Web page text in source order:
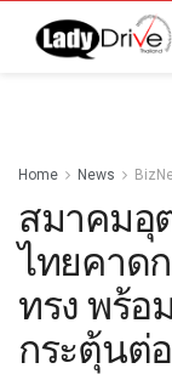
Home News
สมาคมอุ
ไทยคาด
ทรง พร้อ
กระตุ้นต่